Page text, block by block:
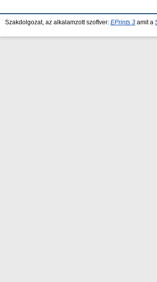
Szakdolgozat, az alkalamzott szoftver: EPrints 3 amit a